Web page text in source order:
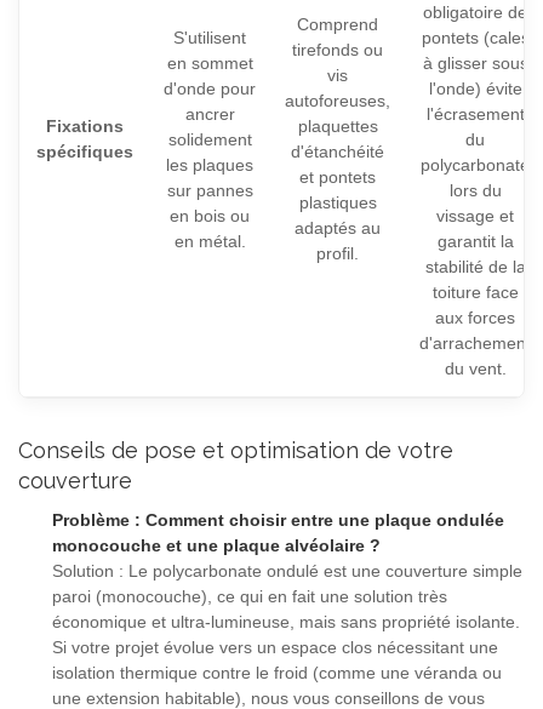
Fixations
spécifiques
S'utilisent
en sommet
d'onde pour
ancrer
solidement
les plaques
sur pannes
en bois ou
en métal.
Comprend
tirefonds ou
vis
autoforeuses,
plaquettes
d'étanchéité
et pontets
plastiques
adaptés au
profil.
obligatoire de
pontets (cales
à glisser sous
l'onde) évite
l'écrasement
du
polycarbonate
lors du
vissage et
garantit la
stabilité de la
toiture face
aux forces
d'arrachement
du vent.
Conseils de pose et optimisation de votre
couverture
Problème : Comment choisir entre une plaque ondulée
monocouche et une plaque alvéolaire ?
Solution : Le polycarbonate ondulé est une couverture simple
paroi (monocouche), ce qui en fait une solution très
économique et ultra-lumineuse, mais sans propriété isolante.
Si votre projet évolue vers un espace clos nécessitant une
isolation thermique contre le froid (comme une véranda ou
une extension habitable), nous vous conseillons de vous